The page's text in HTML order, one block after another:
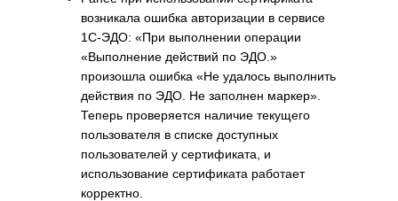
возникала ошибка авторизации в сервисе
1С-ЭДО: «При выполнении операции
«Выполнение действий по ЭДО.»
произошла ошибка «Не удалось выполнить
действия по ЭДО. Не заполнен маркер».
Теперь проверяется наличие текущего
пользователя в списке доступных
пользователей у сертификата, и
использование сертификата работает
корректно.